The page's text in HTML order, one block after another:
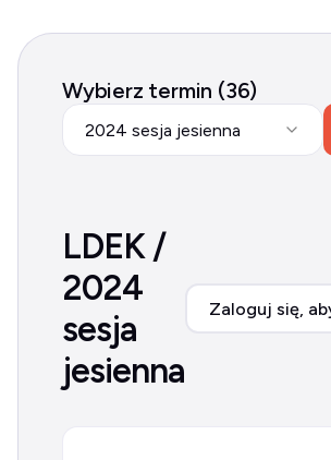
Wybierz termin (36)
2024 sesja jesienna
LDEK /
2024
sesja
jesienna
Zaloguj się,